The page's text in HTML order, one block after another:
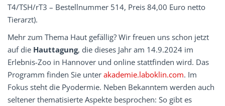
T4/TSH/rT3 – Bestellnummer 514, Preis 84,00 Euro netto
Tierarzt).
Mehr zum Thema Haut gefällig? Wir freuen uns schon jetzt
auf die Hauttagung, die dieses Jahr am 14.9.2024 im
Erlebnis-Zoo in Hannover und online stattfinden wird. Das
Programm finden Sie unter akademie.laboklin.com. Im
Fokus steht die Pyodermie. Neben Bekanntem werden auch
seltener thematisierte Aspekte besprochen: So gibt es